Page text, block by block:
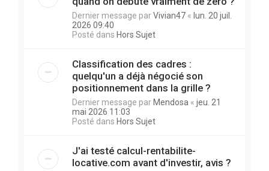
Dernier message parVivian47 « lun. 20 juil.
2026 09:40
Posté dans Hors Sujet
Classification des cadres :
quelqu'un a déjà négocié son
positionnement dans la grille ?
Dernier message parMendosa « jeu. 21
mai 2026 11:03
Posté dans Hors Sujet
J'ai testé calcul-rentabilite-
locative.com avant d'investir, avis ?